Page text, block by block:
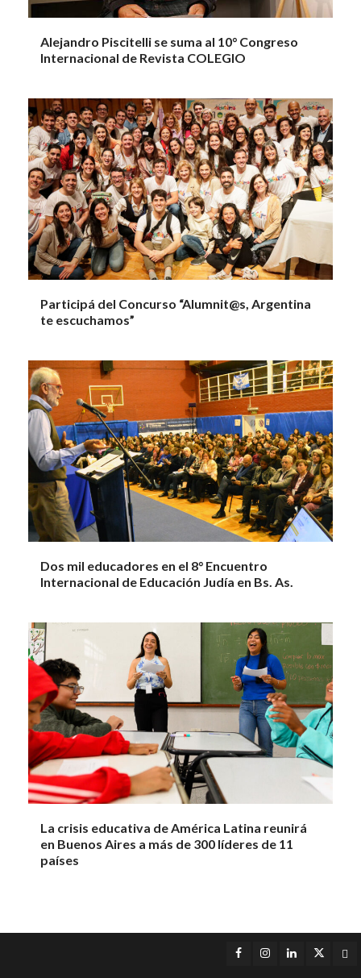
Alejandro Piscitelli se suma al 10° Congreso
Internacional de Revista COLEGIO
Participá del Concurso “Alumnit@s, Argentina
te escuchamos”
Dos mil educadores en el 8° Encuentro
Internacional de Educación Judía en Bs. As.
La crisis educativa de América Latina reunirá
en Buenos Aires a más de 300 líderes de 11
países
Facebook
Instagram
LinkedInTwitter